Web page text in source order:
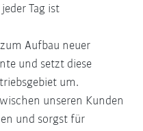
Tag ist
Aufbau neuer
und setzt diese
um.
unseren Kunden
und sorgst für